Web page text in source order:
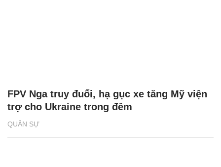
QUÂN SỰ
FPV Nga truy đuổi, hạ gục xe tăng Mỹ viện
trợ cho Ukraine trong đêm